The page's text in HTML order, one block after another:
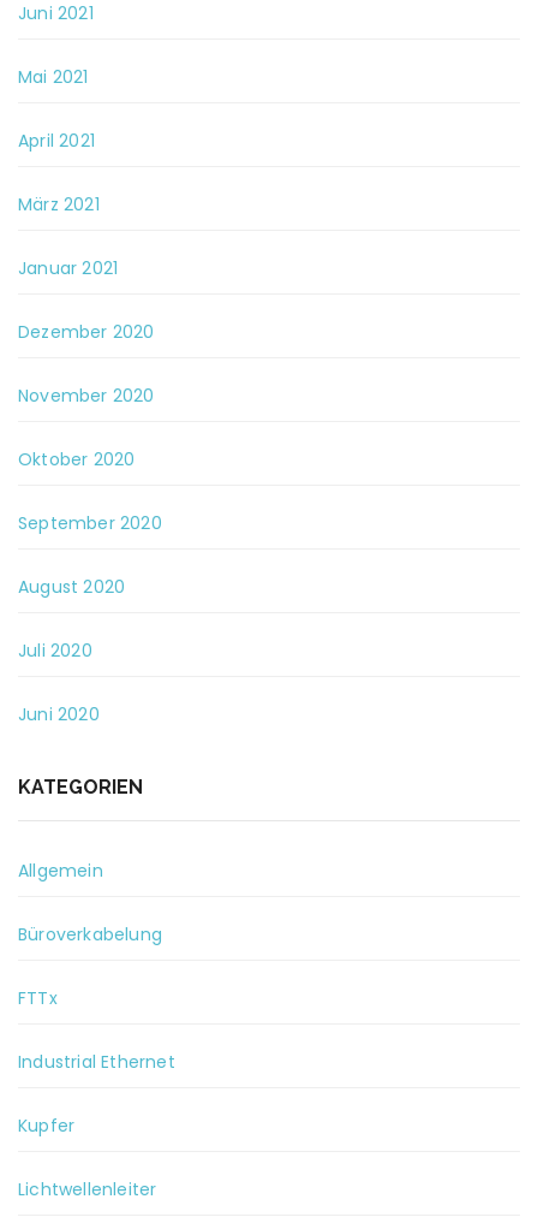
Juni 2021
Mai 2021
April 2021
März 2021
Januar 2021
Dezember 2020
November 2020
Oktober 2020
September 2020
August 2020
Juli 2020
Juni 2020
KATEGORIEN
Allgemein
Büroverkabelung
FTTx
Industrial Ethernet
Kupfer
Lichtwellenleiter